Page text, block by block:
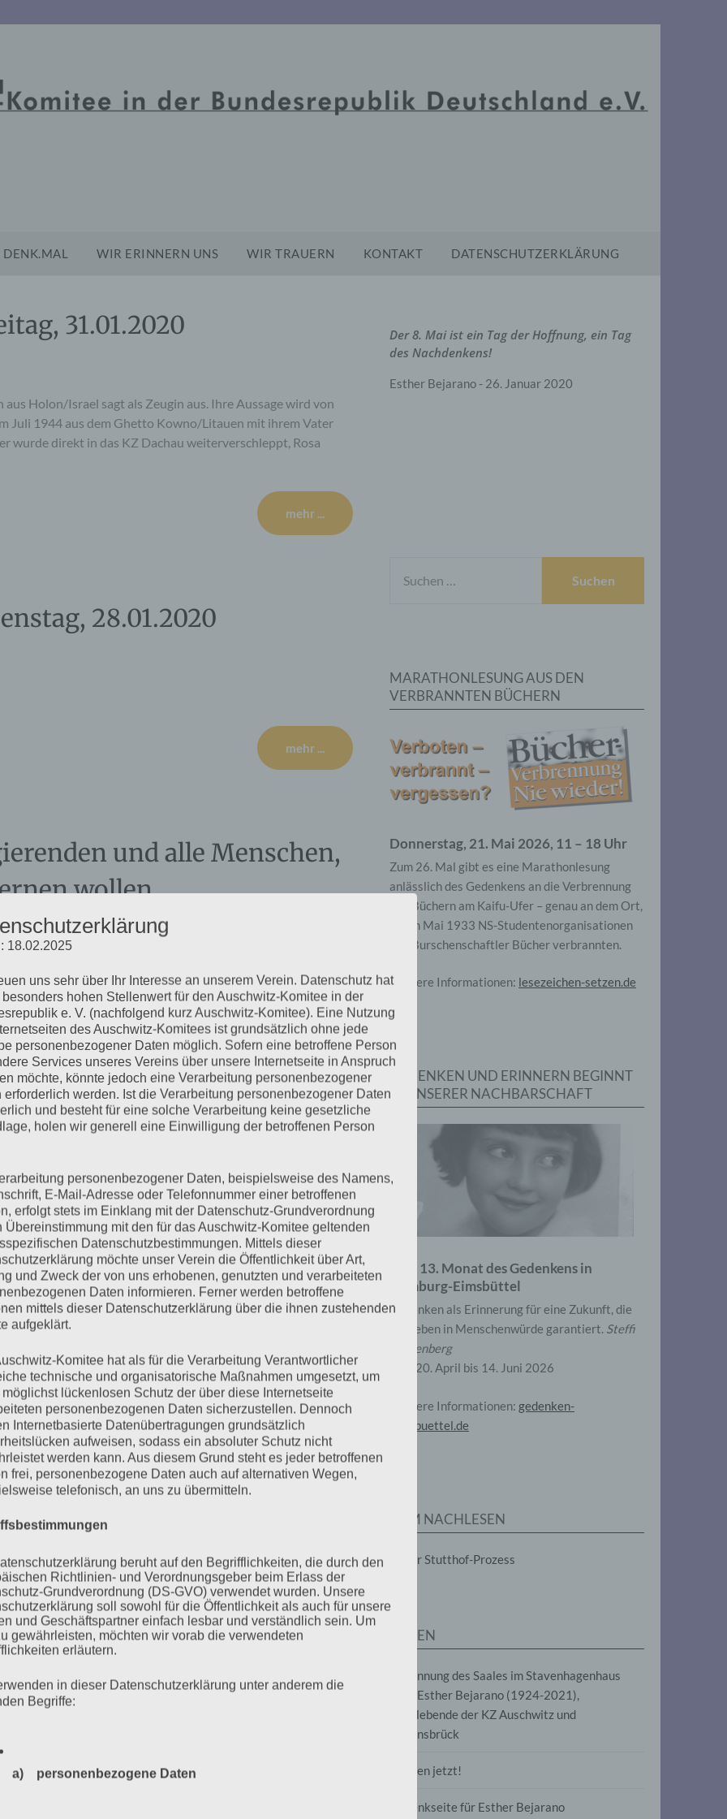
DENK.MAL WIR ERINNERN UNS WIR TRAUERN KONTAKT DATENSCHUTZERKLÄRUNG
31.01.2020
Holon/Israel sagt als Zeugin aus. Ihre Aussage wird von
Juli 1944 aus dem Ghetto Kowno/Litauen mit ihrem Vater
direkt in das KZ Dachau weiterverschleppt, Rosa
mehr ...
28.01.2020
mehr ...
und alle Menschen,
wollen
man dem Menschen die Möglichkeit geben will, aus der
dass er sich dieser Geschichte erinnert. Aber leider vergisst er
mehr ...
24.01.2020
Zeuge Johan Solberg nicht anwesend sein kann.
Solberg ist nach Hamburg gekommen und hat eine
Göring verlas. Johan Solberg wuchs auf einem Bauernhof
festgenommen. Über das…
mehr ...
17.01.2020
Befangenheitsantrag von Rechtsanwalt Waterkamp gegen
keine Gründe Misstrauen in die Unparteilichkeit des
nicht der Aussage von Bruno D., wonach sich dieser nicht
habe. Das Gutachten…
Der 8. Mai ist ein Tag der Hoffnung, ein Tag
des Nachdenkens!
Esther Bejarano - 26. Januar 2020
NACH:
MARATHONLESUNG AUS DEN
VERBRANNTEN BÜCHERN
Donnerstag, 21. Mai 2026, 11 – 18 Uhr
Zum 26. Mal gibt es eine Marathonlesung
anlässlich des Gedenkens an die Verbrennung
von Büchern am Kaifu-Ufer – genau an dem Ort,
wo im Mai 1933 NS-Studentenorganisationen
und Burschenschaftler Bücher verbrannten.
Weitere Informationen: lesezeichen-setzen.de
GEDENKEN UND ERINNERN BEGINNT
IN UNSERER NACHBARSCHAFT
Zum 13. Monat des Gedenkens in
Hamburg-Eimsbüttel
Gedenken als Erinnerung für eine Zukunft, die
ein Leben in Menschenwürde garantiert. Steffi
Wittenberg
Vom 20. April bis 14. Juni 2026
Weitere Informationen: gedenken-
eimsbuettel.de
ZUM NACHLESEN
Der Stutthof-Prozess
SEITEN
Benennung des Saales im Stavenhagenhaus
nach Esther Bejarano (1924-2021),
Überlebende der KZ Auschwitz und
Ravensbrück
Frieden jetzt!
Gedenkseite für Esther Bejarano
18.02.2025
uns sehr über Ihr Interesse an unserem Verein. Datenschutz hat
hohen Stellenwert für den Auschwitz-Komitee in der
e. V. (nachfolgend kurz Auschwitz-Komitee). Eine Nutzung
des Auschwitz-Komitees ist grundsätzlich ohne jede
personenbezogener Daten möglich. Sofern eine betroffene Person
Services unseres Vereins über unsere Internetseite in Anspruch
möchte, könnte jedoch eine Verarbeitung personenbezogener
erforderlich werden. Ist die Verarbeitung personenbezogener Daten
und besteht für eine solche Verarbeitung keine gesetzliche
holen wir generell eine Einwilligung der betroffenen Person
personenbezogener Daten, beispielsweise des Namens,
E-Mail-Adresse oder Telefonnummer einer betroffenen
erfolgt stets im Einklang mit der Datenschutz-Grundverordnung
Übereinstimmung mit den für das Auschwitz-Komitee geltenden
Datenschutzbestimmungen. Mittels dieser
möchte unser Verein die Öffentlichkeit über Art,
und Zweck der von uns erhobenen, genutzten und verarbeiteten
Daten informieren. Ferner werden betroffene
mittels dieser Datenschutzerklärung über die ihnen zustehenden
aufgeklärt.
Komitee hat als für die Verarbeitung Verantwortlicher
technische und organisatorische Maßnahmen umgesetzt, um
lückenlosen Schutz der über diese Internetseite
personenbezogenen Daten sicherzustellen. Dennoch
Internetbasierte Datenübertragungen grundsätzlich
aufweisen, sodass ein absoluter Schutz nicht
werden kann. Aus diesem Grund steht es jeder betroffenen
frei, personenbezogene Daten auch auf alternativen Wegen,
telefonisch, an uns zu übermitteln.
beruht auf den Begrifflichkeiten, die durch den
Richtlinien- und Verordnungsgeber beim Erlass der
Grundverordnung (DS-GVO) verwendet wurden. Unsere
soll sowohl für die Öffentlichkeit als auch für unsere
und Geschäftspartner einfach lesbar und verständlich sein. Um
gewährleisten, möchten wir vorab die verwendeten
erläutern.
in dieser Datenschutzerklärung unter anderem die
Begriffe:
a) personenbezogene Daten